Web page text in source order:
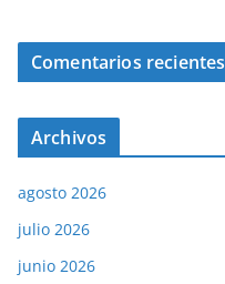
Comentarios recientes
Archivos
agosto 2026
julio 2026
junio 2026